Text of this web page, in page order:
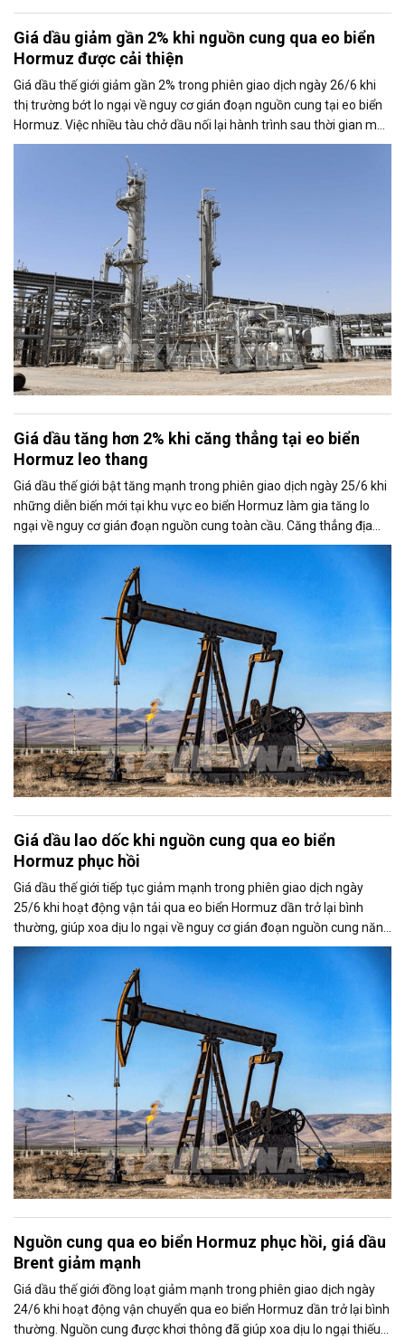
Giá dầu giảm gần 2% khi nguồn cung qua eo biển
Hormuz được cải thiện
Giá dầu thế giới giảm gần 2% trong phiên giao dịch ngày 26/6 khi
thị trường bớt lo ngại về nguy cơ gián đoạn nguồn cung tại eo biển
Hormuz. Việc nhiều tàu chở dầu nối lại hành trình sau thời gian mắc
kẹt đã tạo áp lực lên giá, bất chấp những rủi ro địa chính trị tại khu
vực vẫn chưa hoàn toàn chấm dứt.
Giá dầu tăng hơn 2% khi căng thẳng tại eo biển
Hormuz leo thang
Giá dầu thế giới bật tăng mạnh trong phiên giao dịch ngày 25/6 khi
những diễn biến mới tại khu vực eo biển Hormuz làm gia tăng lo
ngại về nguy cơ gián đoạn nguồn cung toàn cầu. Căng thẳng địa
chính trị cũng khiến thị trường đặt dấu hỏi về khả năng duy trì thỏa
thuận ngừng bắn giữa Mỹ và Iran.
Giá dầu lao dốc khi nguồn cung qua eo biển
Hormuz phục hồi
Giá dầu thế giới tiếp tục giảm mạnh trong phiên giao dịch ngày
25/6 khi hoạt động vận tải qua eo biển Hormuz dần trở lại bình
thường, giúp xoa dịu lo ngại về nguy cơ gián đoạn nguồn cung năng
lượng toàn cầu.
Nguồn cung qua eo biển Hormuz phục hồi, giá dầu
Brent giảm mạnh
Giá dầu thế giới đồng loạt giảm mạnh trong phiên giao dịch ngày
24/6 khi hoạt động vận chuyển qua eo biển Hormuz dần trở lại bình
thường. Nguồn cung được khơi thông đã giúp xoa dịu lo ngại thiếu